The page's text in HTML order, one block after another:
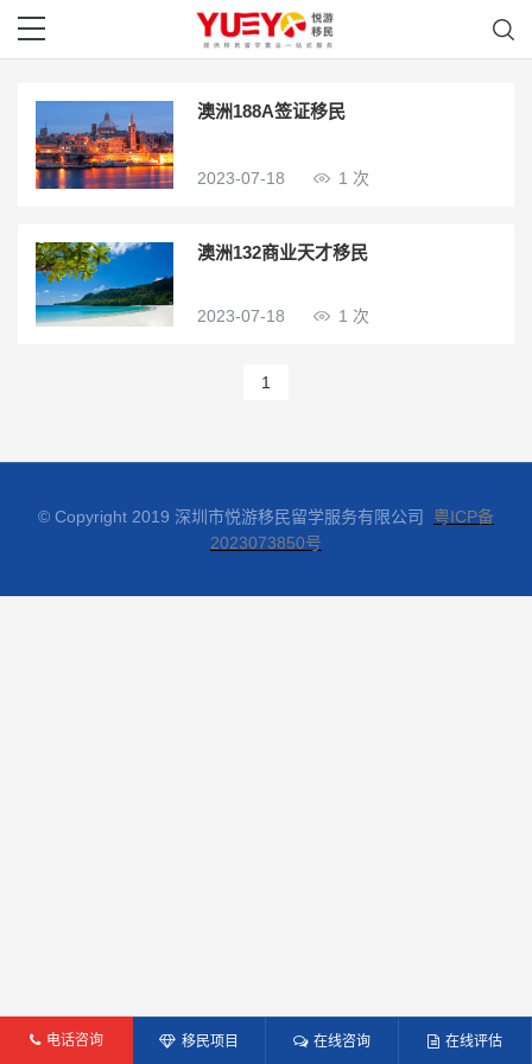
澳洲188A签证移民
2023-07-18 1 次
澳洲132商业天才移民
2023-07-18 1 次
1
© Copyright 2019 深圳市悦游移民留学服务有限公司 粤ICP备
2023073850号
电话咨询 移民项目 在线咨询 在线评估